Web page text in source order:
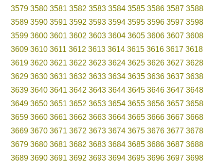
3579 3580 3581 3582 3583 3584 3585 3586 3587 3588
3589 3590 3591 3592 3593 3594 3595 3596 3597 3598
3599 3600 3601 3602 3603 3604 3605 3606 3607 3608
3609 3610 3611 3612 3613 3614 3615 3616 3617 3618
3619 3620 3621 3622 3623 3624 3625 3626 3627 3628
3629 3630 3631 3632 3633 3634 3635 3636 3637 3638
3639 3640 3641 3642 3643 3644 3645 3646 3647 3648
3649 3650 3651 3652 3653 3654 3655 3656 3657 3658
3659 3660 3661 3662 3663 3664 3665 3666 3667 3668
3669 3670 3671 3672 3673 3674 3675 3676 3677 3678
3679 3680 3681 3682 3683 3684 3685 3686 3687 3688
3689 3690 3691 3692 3693 3694 3695 3696 3697 3698